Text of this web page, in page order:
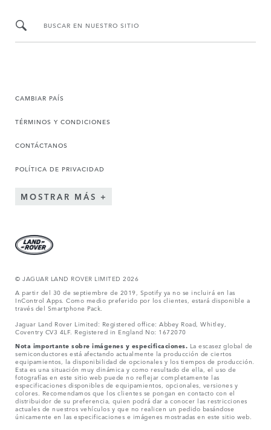
BUSCAR EN NUESTRO SITIO
CAMBIAR PAÍS
TÉRMINOS Y CONDICIONES
CONTÁCTANOS
POLÍTICA DE PRIVACIDAD
MOSTRAR MÁS
© JAGUAR LAND ROVER LIMITED 2026
A partir del 30 de septiembre de 2019, Spotify ya no se incluirá en las
InControl Apps. Como medio preferido por los clientes, estará disponible a
través del Smartphone Pack.
Jaguar Land Rover Limited: Registered office: Abbey Road, Whitley,
Coventry CV3 4LF. Registered in England No: 1672070
Nota importante sobre imágenes y especificaciones. La escasez global de
semiconductores está afectando actualmente la producción de ciertos
equipamientos, la disponibilidad de opcionales y los tiempos de producción.
Esta es una situación muy dinámica y como resultado de ella, el uso de
fotografías en este sitio web puede no reflejar completamente las
especificaciones disponibles de equipamientos, opcionales, versiones y
colores. Recomendamos que los clientes se pongan en contacto con el
distribuidor de su preferencia, quien podrá dar a conocer las restricciones
actuales de nuestros vehículos y que no realicen un pedido basándose
únicamente en las especificaciones e imágenes mostradas en este sitio web.